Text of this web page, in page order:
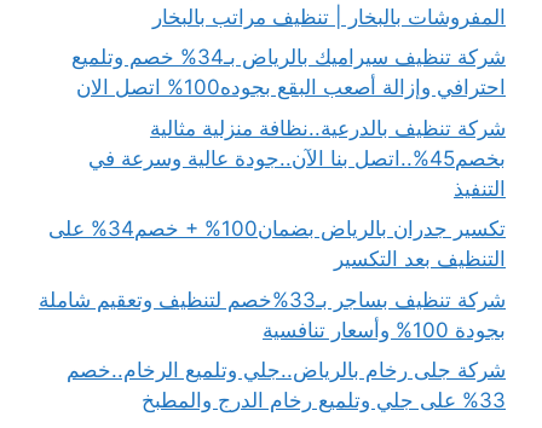
المفروشات بالبخار | تنظيف مراتب بالبخار
شركة تنظيف سيراميك بالرياض بـ34% خصم وتلميع
احترافي وإزالة أصعب البقع بجوده100% اتصل الان
شركة تنظيف بالدرعية..نظافة منزلية مثالية
بخصم45%..اتصل بنا الآن..جودة عالية وسرعة في
التنفيذ
تكسير جدران بالرياض بضمان100% + خصم34% على
التنظيف بعد التكسير
شركة تنظيف بساجر بـ33%خصم لتنظيف وتعقيم شاملة
بجودة 100% وأسعار تنافسية
شركة جلى رخام بالرياض..جلي وتلميع الرخام..خصم
33% على جلي وتلميع رخام الدرج والمطبخ